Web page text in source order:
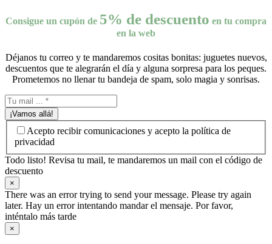
Consigue un cupón de 5% de descuento en tu compra
en la web
Déjanos tu correo y te mandaremos cositas bonitas: juguetes nuevos,
descuentos que te alegrarán el día y alguna sorpresa para los peques.
Prometemos no llenar tu bandeja de spam, solo magia y sonrisas.
¡Vamos allá!
Acepto recibir comunicaciones y acepto la política de
privacidad
Todo listo! Revisa tu mail, te mandaremos un mail con el código de
descuento
×
There was an error trying to send your message. Please try again
later. Hay un error intentando mandar el mensaje. Por favor,
inténtalo más tarde
×